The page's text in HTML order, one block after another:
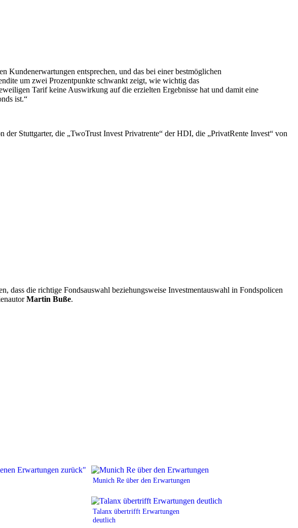
Kundenerwartungen entsprechen, und das bei einer bestmöglichen
um zwei Prozentpunkte schwankt zeigt, wie wichtig das
Tarif keine Auswirkung auf die erzielten Ergebnisse hat und damit eine
ist.“
Stuttgarter, die „TwoTrust Invest Privatrente“ der HDI, die „PrivatRente Invest“ von
dass die richtige Fondsauswahl beziehungsweise Investmentauswahl in Fondspolicen
Martin Buße.
Munich Re über den Erwartungen
Talanx übertrifft Erwartungen
deutlich